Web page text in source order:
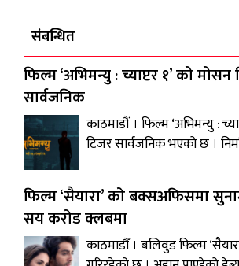
संबन्धित
फिल्म ‘अभिमन्यु : च्याप्टर १’ को मोसन
सार्वजनिक
काठमाडौं । फिल्म ‘अभिमन्यु :
टिजर सार्वजनिक भएको छ ।
फिल्म ‘सैयारा’ को बक्सअफिसमा
सय करोड क्लबमा
काठमाडौँ । बलिवुड फिल्म